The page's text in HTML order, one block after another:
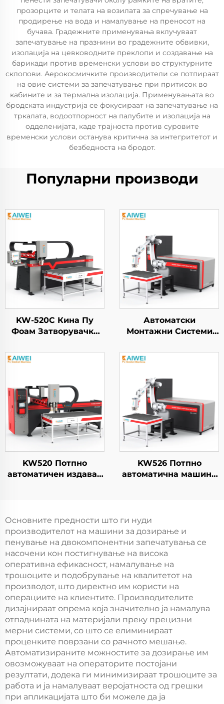
прозорците и телата на возилата за спречување на
продирење на вода и намалување на преносот на
бучава. Градежните применувања вклучуваат
запечатување на празнини во градежните обвивки,
изолација на цевководните преклопи и создавање на
барикади против временски услови во структурните
склопови. Аерокосмичките производители се потпираат
на овие системи за запечатување при притисок во
кабините и за термална изолација. Применувањата во
бродската индустрија се фокусираат на запечатување на
тркалата, водоотпорност на палубите и изолација на
одделенијата, каде трајноста против суровите
временски услови останува критична за интегритетот и
безбедноста на бродот.
Популарни производи
KW-520C Кина Пу
Фоам Затворувачка
Пакетирање
Полиуретанова
Дистрибутивна
Машина
Автоматски
Монтажни Системи
Полиуретан за
KW520 Потпно
автоматичен издавач
полиуретан печатење,
новоенергетска
машина за пенски
пломби, машина за
правење на
полиуретан пломби
KW526 Потпно
автоматична машина
машина за пенски
пломби, машина за
пенски пломби на
автопartiи / робот
Основните предности што ги нуди
производителот на машини за дозирање и
пенување на двокомпонентни запечатувања се
насочени кон постигнување на висока
оперативна ефикасност, намалување на
трошоците и подобрување на квалитетот на
производот, што директно им користи на
операциите на клиентите. Производителите
дизајнираат опрема која значително ја намалува
отпаднината на материјали преку прецизни
мерни системи, со што се елиминираат
проценките поврзани со рачното мешање.
Автоматизираните можностите за дозирање им
овозможуваат на операторите постојани
резултати, додека ги минимизираат трошоците за
работа и ја намалуваат веројатноста од грешки
при апликацијата што би можеле да ја